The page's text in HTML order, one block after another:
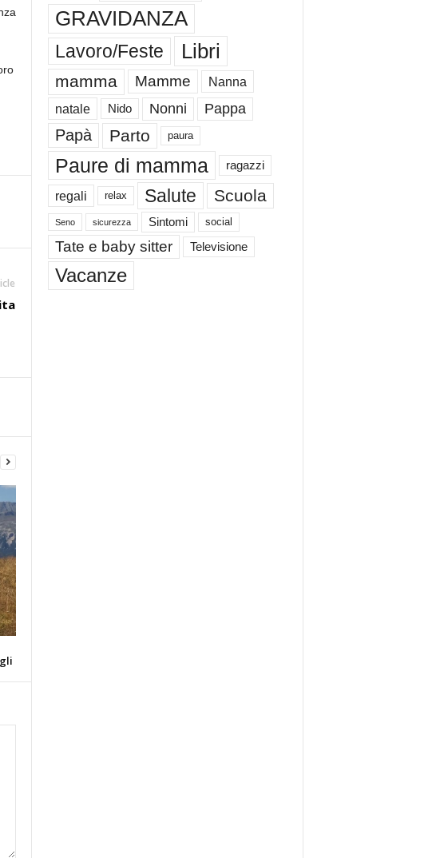
GRAVIDANZA
Lavoro/Feste Libri
mamma Mamme
Nanna
natale
Nido Nonni Pappa
Papà Parto paura
Paure di mamma ragazzi
regali relax Salute Scuola
Seno sicurezza Sintomi social
Tate e baby sitter Televisione
Vacanze